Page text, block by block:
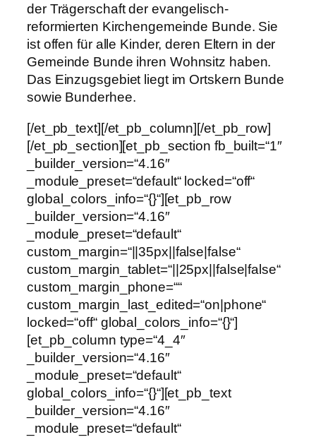
der Trägerschaft der evangelisch-
reformierten Kirchengemeinde Bunde. Sie
ist offen für alle Kinder, deren Eltern in der
Gemeinde Bunde ihren Wohnsitz haben.
Das Einzugsgebiet liegt im Ortskern Bunde
sowie Bunderhee.
[/et_pb_text][/et_pb_column][/et_pb_row]
[/et_pb_section][et_pb_section fb_built=“1″
_builder_version=“4.16″
_module_preset=“default“ locked=“off“
global_colors_info=“{}“][et_pb_row
_builder_version=“4.16″
_module_preset=“default“
custom_margin=“||35px||false|false“
custom_margin_tablet=“||25px||false|false“
custom_margin_phone=““
custom_margin_last_edited=“on|phone“
locked=“off“ global_colors_info=“{}“]
[et_pb_column type=“4_4″
_builder_version=“4.16″
_module_preset=“default“
global_colors_info=“{}“][et_pb_text
_builder_version=“4.16″
_module_preset=“default“